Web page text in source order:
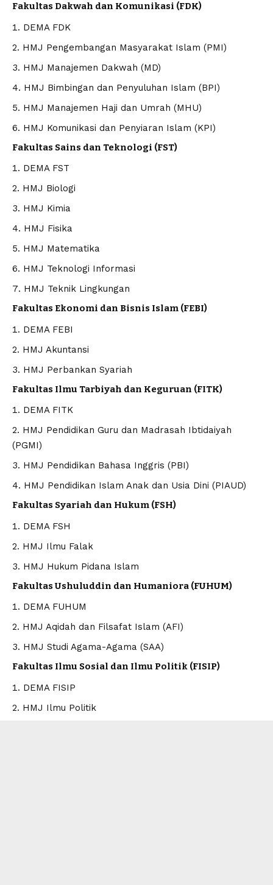
Fakultas Dakwah dan Komunikasi (FDK)
DEMA FDK
HMJ Pengembangan Masyarakat Islam (PMI)
HMJ Manajemen Dakwah (MD)
HMJ Bimbingan dan Penyuluhan Islam (BPI)
HMJ Manajemen Haji dan Umrah (MHU)
HMJ Komunikasi dan Penyiaran Islam (KPI)
Fakultas Sains dan Teknologi (FST)
DEMA FST
HMJ Biologi
HMJ Kimia
HMJ Fisika
HMJ Matematika
HMJ Teknologi Informasi
HMJ Teknik Lingkungan
Fakultas Ekonomi dan Bisnis Islam (FEBI)
DEMA FEBI
HMJ Akuntansi
HMJ Perbankan Syariah
Fakultas Ilmu Tarbiyah dan Keguruan (FITK)
DEMA FITK
HMJ Pendidikan Guru dan Madrasah Ibtidaiyah
(PGMI)
HMJ Pendidikan Bahasa Inggris (PBI)
HMJ Pendidikan Islam Anak dan Usia Dini (PIAUD)
Fakultas Syariah dan Hukum (FSH)
DEMA FSH
HMJ Ilmu Falak
HMJ Hukum Pidana Islam
Fakultas Ushuluddin dan Humaniora (FUHUM)
DEMA FUHUM
HMJ Aqidah dan Filsafat Islam (AFI)
HMJ Studi Agama-Agama (SAA)
Fakultas Ilmu Sosial dan Ilmu Politik (FISIP)
DEMA FISIP
HMJ Ilmu Politik